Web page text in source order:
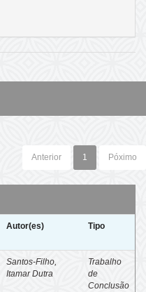
Anterior 1 Póximo
Autor(es) Tipo
Santos-Filho,
Itamar Dutra
Trabalho
de
Conclusão